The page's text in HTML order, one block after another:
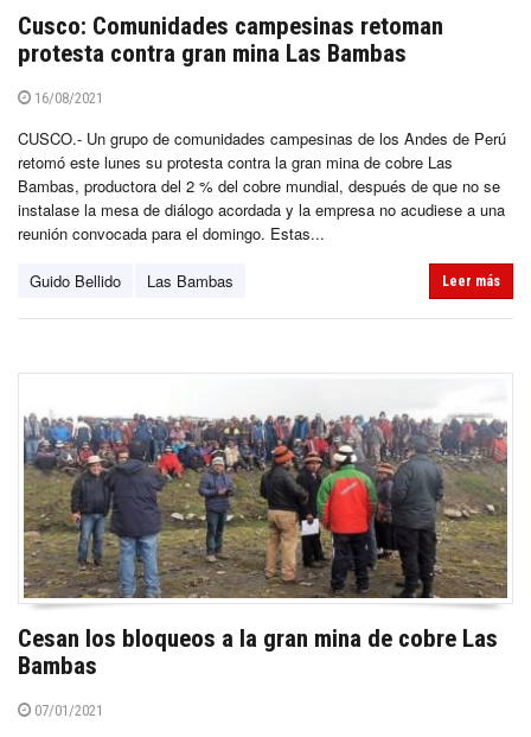
Cusco: Comunidades campesinas retoman
protesta contra gran mina Las Bambas
16/08/2021
CUSCO.- Un grupo de comunidades campesinas de los Andes de Perú
retomó este lunes su protesta contra la gran mina de cobre Las
Bambas, productora del 2 % del cobre mundial, después de que no se
instalase la mesa de diálogo acordada y la empresa no acudiese a una
reunión convocada para el domingo. Estas...
Guido Bellido Las Bambas Leer más
Cesan los bloqueos a la gran mina de cobre Las
Bambas
07/01/2021